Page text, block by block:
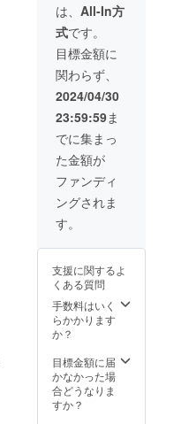
は、 All-In方
式です。
目標金額に
関わらず、
2024/04/30
23:59:59ま
でに集まっ
た金額が
ファンディ
ングされま
す。
支援に関するよ
くある質問
手数料はいく
らかかります
か？
目標金額に届
かなかった場
合どうなりま
すか？